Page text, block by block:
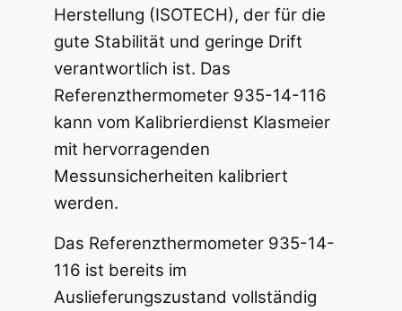
Herstellung (ISOTECH), der für die
gute Stabilität und geringe Drift
verantwortlich ist. Das
Referenzthermometer 935-14-116
kann vom Kalibrierdienst Klasmeier
mit hervorragenden
Messunsicherheiten kalibriert
werden.
Das Referenzthermometer 935-14-
116 ist bereits im
Auslieferungszustand vollständig